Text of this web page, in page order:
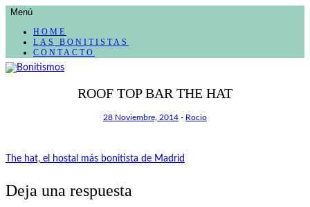
Menú
CONTENIDO
HOME
LAS BONITISTAS
CONTACTO
Bonitismos
El blog de las cosas bonitasROOF TOP BAR THE HAT
28 Noviembre, 2014 - Rocio
Navegación
de
The hat, el hostal más bonitista de Madrid
Deja una respuesta